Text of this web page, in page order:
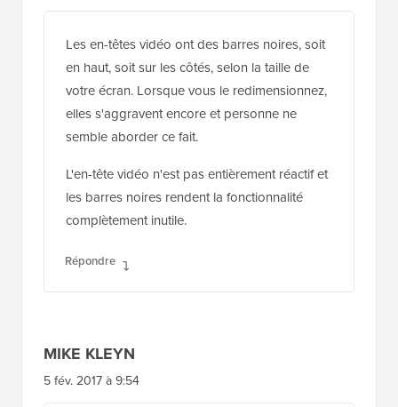
Les en-têtes vidéo ont des barres noires, soit
en haut, soit sur les côtés, selon la taille de
votre écran. Lorsque vous le redimensionnez,
elles s'aggravent encore et personne ne
semble aborder ce fait.
L'en-tête vidéo n'est pas entièrement réactif et
les barres noires rendent la fonctionnalité
complètement inutile.
Répondre
MIKE KLEYN
5 fév. 2017 à 9:54